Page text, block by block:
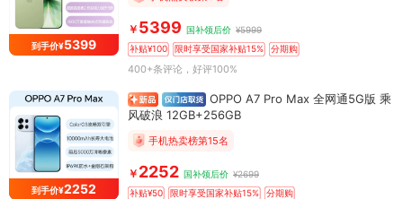
到手价¥5399
￥ 5399 国补领后价 ¥5999
补贴¥100
限时享受国家补贴15% 分期购
400+条评论 ，好评100%
到手价¥2252
OPPO A7 Pro Max 全网通5G版 乘
风破浪 12GB+256GB
手机热卖榜第15名
￥ 2252 国补领后价 ¥2699
补贴¥50
限时享受国家补贴15% 分期购